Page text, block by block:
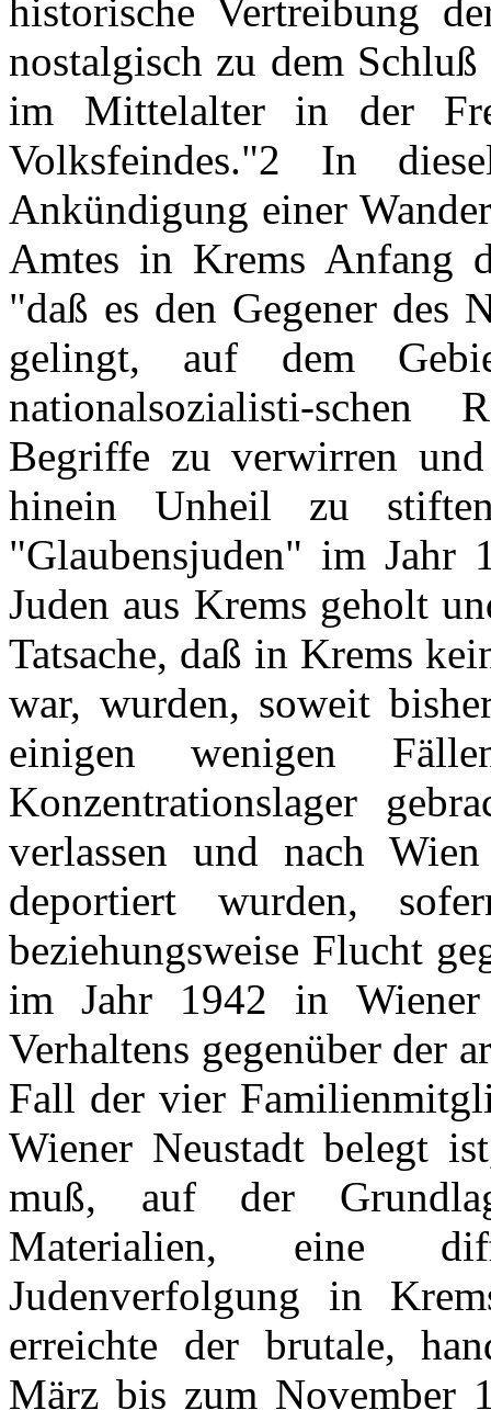
historische Vertreibung
nostalgisch zu dem
im Mittelalter in der
Volksfeindes."2 In
Ankündigung einer
Amtes in Krems Anfang
"daß es den Gegener des
gelingt, auf dem
nationalsozialisti-
Begriffe zu verwirren
hinein Unheil zu
"Glaubensjuden" im Jahr
Juden aus Krems geholt
Tatsache, daß in Krems
war, wurden, soweit
einigen wenigen
Konzentrationslager
verlassen und nach
deportiert wurden,
beziehungsweise Flucht
im Jahr 1942 in Wiener
Verhaltens gegenüber der
Fall der vier
Wiener Neustadt belegt
muß, auf der
Materialien, eine
Judenverfolgung in
erreichte der brutale,
März bis zum November